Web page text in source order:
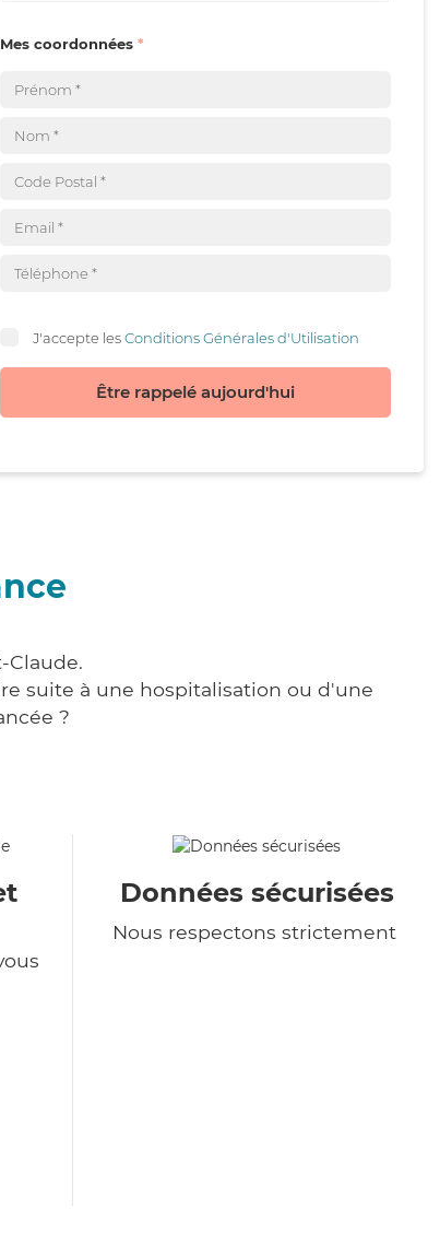
Mes coordonnées
J'accepte lesConditions Générales d'Utilisation
Être rappelé aujourd'hui
Claude.
suite à une hospitalisation ou d'une
?
Données sécurisées
Nous respectons strictement